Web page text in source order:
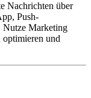
Nachrichten über
Push-
Nutze Marketing
und
biete attraktive